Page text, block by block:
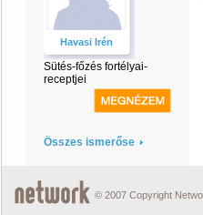
Havasi Irén
Sütés-főzés fortélyai-
receptjei
Összes ismerőse
© 2007 Copyright